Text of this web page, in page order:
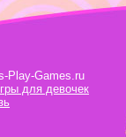
Play-Games.ru
для девочек